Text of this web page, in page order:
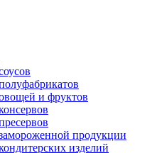
и фруктов
продукции
изделий